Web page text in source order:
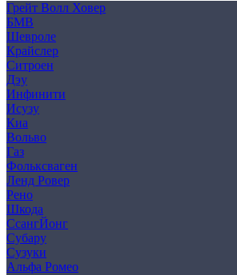
Грейт Волл Ховер
БМВ
Шевроле
Крайслер
Ситроен
Дэу
Инфинити
Исузу
Киа
Вольво
Газ
Фольксваген
Ленд Ровер
Рено
Шкода
СсангЙонг
Субару
Сузуки
Альфа Ромео